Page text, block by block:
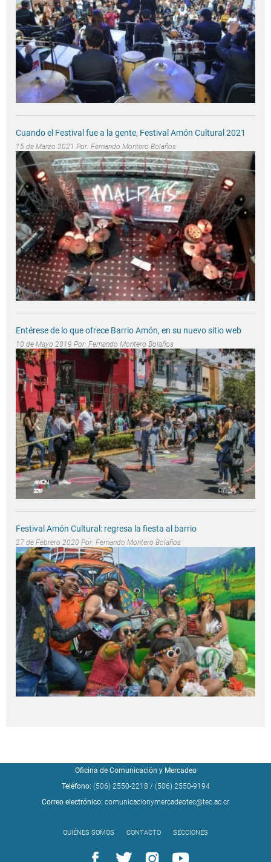
Cuando el Festival fue a la gente, Festival Amón Cultural 2021
15 de Marzo 2021 Por: Fernando Montero Bolaños
Entérese de lo que ofrece Barrio Amón, en su nuevo sitio web
10 de Mayo 2019 Por: Fernando Montero Bolaños
Festival Amón Cultural: regresa la fiesta al barrio
27 de Febrero 2020 Por: Fernando Montero Bolaños
Oficina de Comunicación y Mercadeo
Teléfono: (506) 2550-2218 / (506) 2550-9194
Correo electrónico: comunicacionymercadeotec@tec.ac.cr
QUIÉNES SOMOS CONTACTO SECCIONES